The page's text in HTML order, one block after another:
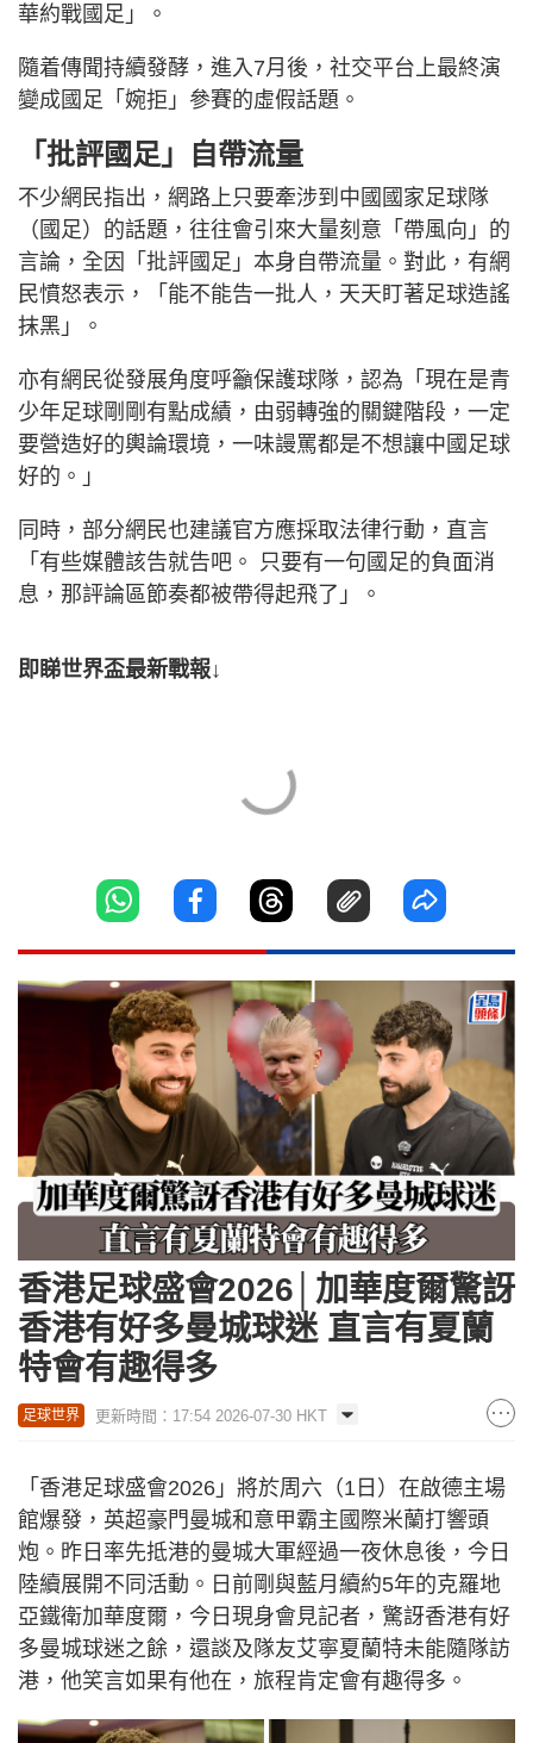
華約戰國足」。
隨着傳聞持續發酵，進入7月後，社交平台上最終演
變成國足「婉拒」參賽的虛假話題。
「批評國足」自帶流量
不少網民指出，網路上只要牽涉到中國國家足球隊
（國足）的話題，往往會引來大量刻意「帶風向」的
言論，全因「批評國足」本身自帶流量。對此，有網
民憤怒表示，「能不能告一批人，天天盯著足球造謠
抹黑」。
亦有網民從發展角度呼籲保護球隊，認為「現在是青
少年足球剛剛有點成績，由弱轉強的關鍵階段，一定
要營造好的輿論環境，一味謾罵都是不想讓中國足球
好的。」
同時，部分網民也建議官方應採取法律行動，直言
「有些媒體該告就告吧。 只要有一句國足的負面消
息，那評論區節奏都被帶得起飛了」。
即睇世界盃最新戰報↓
香港足球盛會2026│加華度爾驚訝
香港有好多曼城球迷 直言有夏蘭
特會有趣得多
足球世界 更新時間：17:54 2026-07-30 HKT
「香港足球盛會2026」將於周六（1日）在啟德主場
館爆發，英超豪門曼城和意甲霸主國際米蘭打響頭
炮。昨日率先抵港的曼城大軍經過一夜休息後，今日
陸續展開不同活動。日前剛與藍月續約5年的克羅地
亞鐵衛加華度爾，今日現身會見記者，驚訝香港有好
多曼城球迷之餘，還談及隊友艾寧夏蘭特未能隨隊訪
港，他笑言如果有他在，旅程肯定會有趣得多。